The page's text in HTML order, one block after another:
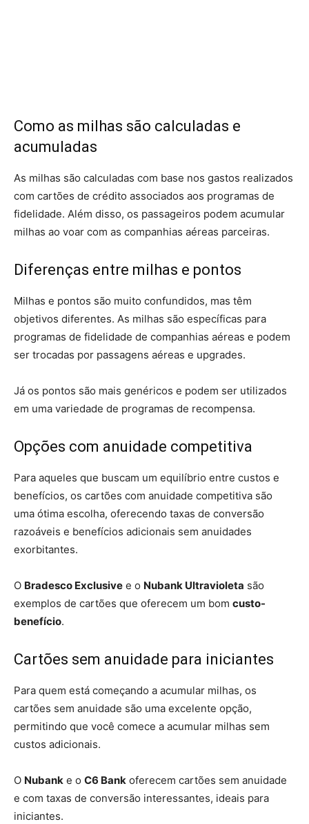
Como as milhas são calculadas e
acumuladas
As milhas são calculadas com base nos gastos realizados
com cartões de crédito associados aos programas de
fidelidade. Além disso, os passageiros podem acumular
milhas ao voar com as companhias aéreas parceiras.
Diferenças entre milhas e pontos
Milhas e pontos são muito confundidos, mas têm
objetivos diferentes. As milhas são específicas para
programas de fidelidade de companhias aéreas e podem
ser trocadas por passagens aéreas e upgrades.
Já os pontos são mais genéricos e podem ser utilizados
em uma variedade de programas de recompensa.
Opções com anuidade competitiva
Para aqueles que buscam um equilíbrio entre custos e
benefícios, os cartões com anuidade competitiva são
uma ótima escolha, oferecendo taxas de conversão
razoáveis e benefícios adicionais sem anuidades
exorbitantes.
O Bradesco Exclusive e o Nubank Ultravioleta são
exemplos de cartões que oferecem um bom custo-
benefício.
Cartões sem anuidade para iniciantes
Para quem está começando a acumular milhas, os
cartões sem anuidade são uma excelente opção,
permitindo que você comece a acumular milhas sem
custos adicionais.
O Nubank e o C6 Bank oferecem cartões sem anuidade
e com taxas de conversão interessantes, ideais para
iniciantes.